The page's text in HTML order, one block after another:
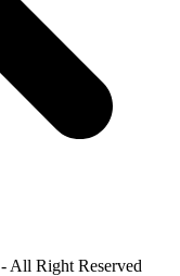
- All Right Reserved